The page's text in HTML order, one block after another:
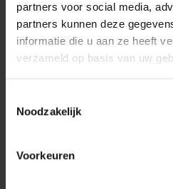
partners voor social media,
partners kunnen deze
informatie die u aan ze heeft
verzameld op basis van uw
Noodzakelijk
Voorkeuren
257
Diepte
100
Hoogte
Productlijnen
Assortiment
Onze merken
Hammerlit
Septodry
Contact
Ons team